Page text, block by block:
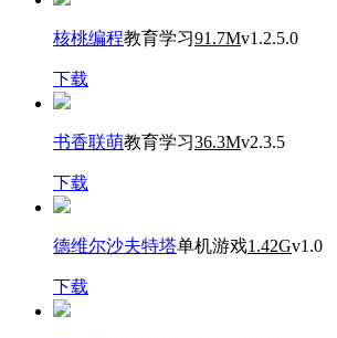
核桃编程教育学习91.7Mv1.2.5.0
下载
书香联萌教育学习36.3Mv2.3.5
下载
德维尔沙夫特塔单机游戏1.42Gv1.0
下载